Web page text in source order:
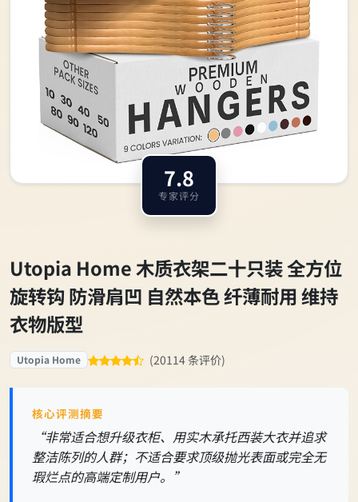
7.8
专家评分
Utopia Home 木质衣架二十只装 全方位
旋转钩 防滑肩凹 自然本色 纤薄耐用 维持
衣物版型
Utopia Home (20114 条评价)
核心评测摘要
“非常适合想升级衣柜、用实木承托西装大衣并追求
整洁陈列的人群；不适合要求顶级抛光表面或完全无
瑕烂点的高端定制用户。”